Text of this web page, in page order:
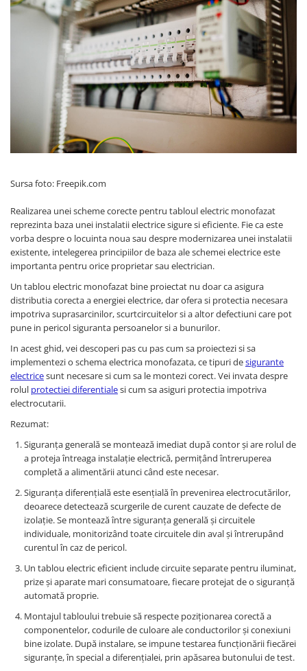
Busbar si pieptene sigurante
AFDD - Sigurante & dispozitive de
Protectii diferentiale
Protectii diferentiale RCCB
Diferential RCCB tip A
Diferential RCCB tip AC
Protectii diferentiale RCBO
Diferential RCBO curba C tip A
Diferential RCBO curba C tip AC
Aparataj modular divers
Contactoare, prot.motor
Contactoare
Protectii motor
Relee de suprasarcina
Accesorii contactoare si protectii
motor
Soft startere, relee
Soft startere
Relee comanda
Relee monitorizare
Relee siguranta
Relee statice
Relee timp
Automatizări industriale
Automate programabile (PLC)
Relee inteligente (LOGO)
Panouri operatoare (HMI)
Surse de tensiune
Controlere pentru automatizari
Switch-uri si comunicatii
Convertizoare frecvenţă
Sursa foto: Freepik.com
Realizarea unei scheme corecte pentru tabloul electric monofazat
reprezinta baza unei instalatii electrice sigure si eficiente. Fie ca este
vorba despre o locuinta noua sau despre modernizarea unei instalatii
existente, intelegerea principiilor de baza ale schemei electrice este
importanta pentru orice proprietar sau electrician.
Un tablou electric monofazat bine proiectat nu doar ca asigura
distributia corecta a energiei electrice, dar ofera si protectia necesara
impotriva suprasarcinilor, scurtcircuitelor si a altor defectiuni care pot
pune in pericol siguranta persoanelor si a bunurilor.
In acest ghid, vei descoperi pas cu pas cum sa proiectezi si sa
implementezi o schema electrica monofazata, ce tipuri desigurante
electricesunt necesare si cum sa le montezi corect. Vei invata despre
rolul protectiei diferentialesi cum sa asiguri protectia impotriva
electrocutarii.
Rezumat:
Siguranța generală se montează imediat după contor și are rolul de
a proteja întreaga instalație electrică, permițând întreruperea
completă a alimentării atunci când este necesar.
Siguranța diferențială este esențială în prevenirea electrocutărilor,
deoarece detectează scurgerile de curent cauzate de defecte de
izolație. Se montează între siguranța generală și circuitele
individuale, monitorizând toate circuitele din aval și întrerupând
curentul în caz de pericol.
Un tablou electric eficient include circuite separate pentru iluminat,
prize și aparate mari consumatoare, fiecare protejat de o siguranță
automată proprie.
Montajul tabloului trebuie să respecte poziționarea corectă a
componentelor, codurile de culoare ale conductorilor și conexiuni
bine izolate. După instalare, se impune testarea funcționării fiecărei
siguranțe, în special a diferențialei, prin apăsarea butonului de test.